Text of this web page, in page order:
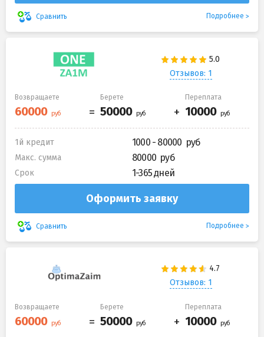
Сравнить Подробнее
Отзывов: 1
Возвращаете Берете Переплата
1й кредит 1000 - 80000
Макс. сумма 80000
Срок 1-365 дней
Оформить заявку
Сравнить Подробнее
Отзывов: 1
Возвращаете Берете Переплата